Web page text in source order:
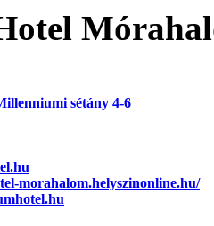
sétány 4-6
morahalom.helyszinonline.hu/